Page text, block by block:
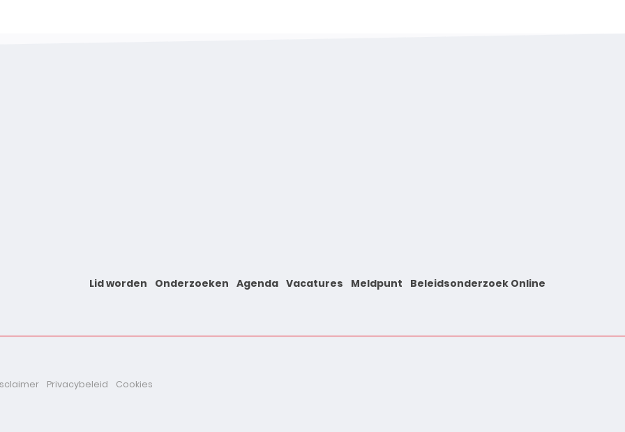
Lid worden Onderzoeken Agenda Vacatures Meldpunt Beleidsonderzoek Online
Privacybeleid Cookies